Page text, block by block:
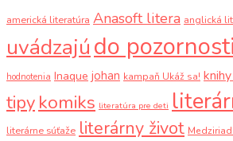
americká literatúra Anasoft litera anglická
uvádzajúdo pozornosti
hodnotenia Inaque johan kampaň Ukáž sa!
tipy komiks literatúra pre deti
literárne súťaže literárny život